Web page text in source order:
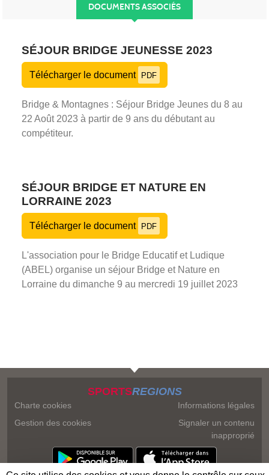
DOCUMENTS ASSOCIÉS
SÉJOUR BRIDGE JEUNESSE 2023
Télécharger le document PDF
Bridge & Montagnes : Séjour Bridge Jeunes du 8 au
22 Août 2023 à partir de 9 ans du débutant au
compétiteur.
SÉJOUR BRIDGE ET NATURE EN
LORRAINE 2023
Télécharger le document PDF
L'association pour le Bridge Educatif et Ludique
(ABEL) organise un séjour Bridge et Nature en
Lorraine du dimanche 9 au mercredi 19 juillet 2023
SPORTSREGIONS
Charte cookies
Gestion des cookies
Informations légales
Signaler un contenu
inapproprié